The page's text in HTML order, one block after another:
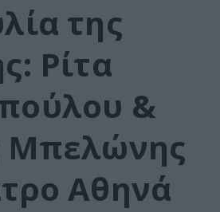
της
Ρίτα
&
Μπελώνης
Αθηνά